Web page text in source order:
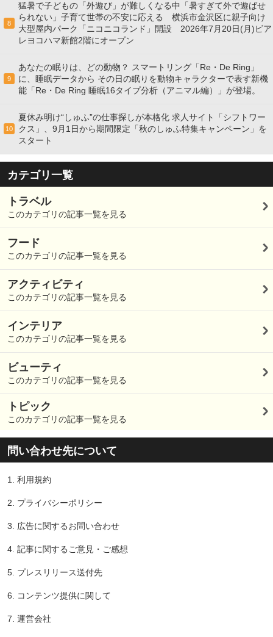
8
猛暑で子どもの「外遊び」が難しくなる中「暑すぎて外で遊ばせ
られない」子育て世帯の不安に応える 横浜市金沢区に親子向け
大型屋内パーク「ニコニコランド」開設 2026年7月20日(月)ビア
レヨコハマ新館2階にオープン
9
あなたの眠りは、どの動物？ スマートリング「Re・De Ring」
に、睡眠データから その日の眠りを動物キャラクターで表す新機
能「Re・De Ring 睡眠16タイプ分析（アニマル編）」が登場。
10
夏休み明け“しゅふ”の仕事探しが本格化 求人サイト「シフトワー
クス」、9月1日から期間限定「秋のしゅふ特集キャンペーン」を
スタート
カテゴリ一覧
トラベル
このカテゴリの記事一覧を見る
フード
このカテゴリの記事一覧を見る
アクティビティ
このカテゴリの記事一覧を見る
インテリア
このカテゴリの記事一覧を見る
ビューティ
このカテゴリの記事一覧を見る
トピック
このカテゴリの記事一覧を見る
問い合わせ先について
1. 利用規約
2. プライバシーポリシー
3. 広告に関するお問い合わせ
4. 記事に関するご意見・ご感想
5. プレスリリース送付先
6. コンテンツ提供に関して
7. 運営会社